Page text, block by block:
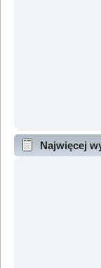
Najwięcej